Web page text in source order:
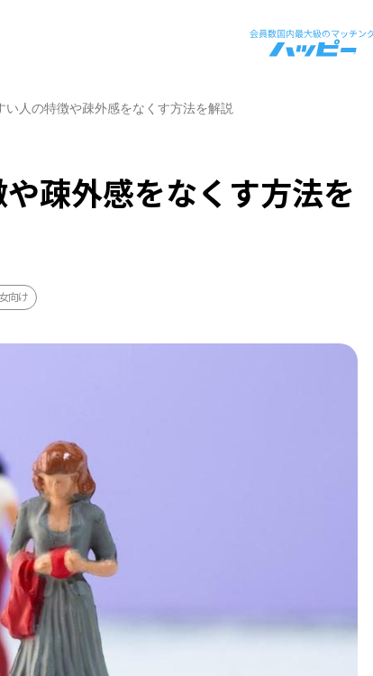
い人の特徴や疎外感をなくす方法を解説
疎外感をなくす方法を
向け